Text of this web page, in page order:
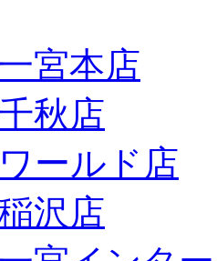
宮本店
秋店
ールド店
沢店